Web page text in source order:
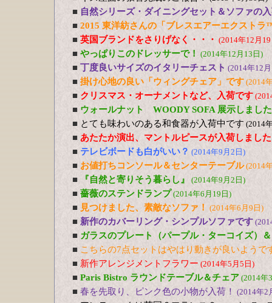
■ 自然シリーズ・ダイニングセット＆ソファの
■ 2015 東洋紡さんの「ブレスエアーエクスト
■ 英国ブランドをさりげなく・・・ (2014年12月
■ やっぱりこのドレッサーで！ (2014年12月13日)
■ 丁度良いサイズのイタリーチェスト (2014年12
■ 掛け心地の良い「ウィングチェア」です (2014
■ クリスマス・オーナメントなど、入荷です
■ ウォールナット WOODY SOFA 展示しました
■ とても味わいのある和食器が入荷中です (2014
■ あたたか演出、マントルピースが入荷しまし
■ テレビボードも白がいい？ (2014年9月2日)
■ お値打ちコンソール＆センターテーブル(2014
■ 『自然と寄りそう暮らし』 (2014年9月2日)
■ 薔薇のステンドランプ (2014年6月19日)
■ 見つけました、素敵なソファ！ (2014年6月9日)
■ 新作のカバーリング・シンプルソファです
■ ガラスのプレート（パープル・ターコイズ）
■ こちらの7点セットはやはり動きが良いようで
■ 新作アレンジメントフラワー (2014年5月5日)
■ Paris Bistro ラウンドテーブル＆チェア (2014年
■ 春を先取り、ピンク色の小物が入荷！ (2014年2